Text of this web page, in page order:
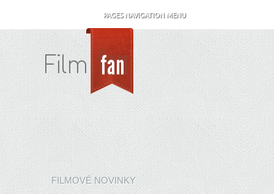
PAGES NAVIGATION MENU
FILMOVÉ NOVINKY